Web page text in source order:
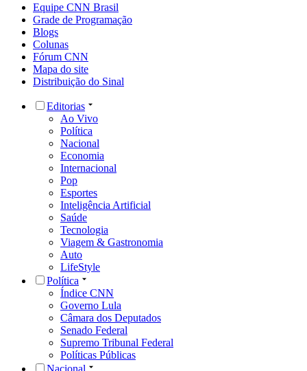
Equipe CNN Brasil
Grade de Programação
Blogs
Colunas
Fórum CNN
Mapa do site
Distribuição do Sinal
Editorias
Ao Vivo
Política
Nacional
Economia
Internacional
Pop
Esportes
Inteligência Artificial
Saúde
Tecnologia
Viagem & Gastronomia
Auto
LifeStyle
Política
Índice CNN
Governo Lula
Câmara dos Deputados
Senado Federal
Supremo Tribunal Federal
Políticas Públicas
Nacional